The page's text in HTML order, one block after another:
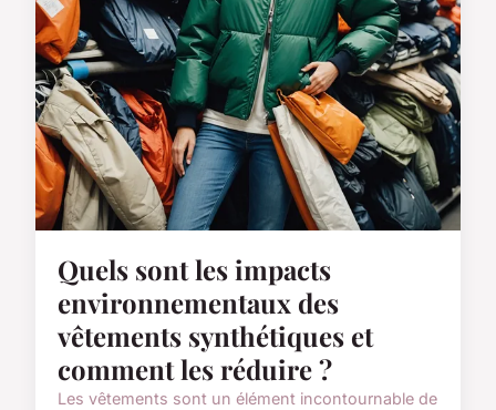
Quels sont les impacts
environnementaux des
vêtements synthétiques et
comment les réduire ?
Les vêtements sont un élément incontournable de